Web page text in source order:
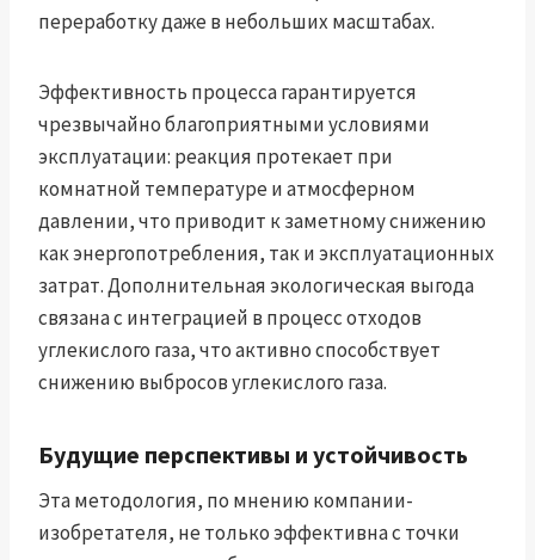
переработку даже в небольших масштабах.
Эффективность процесса гарантируется
чрезвычайно благоприятными условиями
эксплуатации: реакция протекает при
комнатной температуре и атмосферном
давлении, что приводит к заметному снижению
как энергопотребления, так и эксплуатационных
затрат. Дополнительная экологическая выгода
связана с интеграцией в процесс отходов
углекислого газа, что активно способствует
снижению выбросов углекислого газа.
Будущие перспективы и устойчивость
Эта методология, по мнению компании-
изобретателя, не только эффективна с точки